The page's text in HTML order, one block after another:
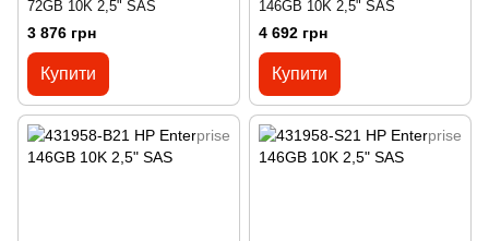
72GB 10K 2,5" SAS
3 876 грн
Купити
146GB 10K 2,5" SAS
4 692 грн
Купити